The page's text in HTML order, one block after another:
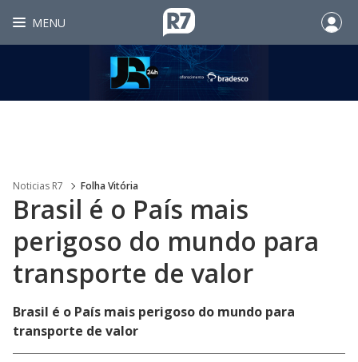
MENU
Noticias R7 Folha Vitória
Brasil é o País mais
perigoso do mundo para
transporte de valor
Brasil é o País mais perigoso do mundo para
transporte de valor